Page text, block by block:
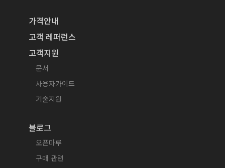
가격안내
고객 레퍼런스
고객지원
문서
사용자가이드
기술지원
블로그
오픈마루
구매 관련